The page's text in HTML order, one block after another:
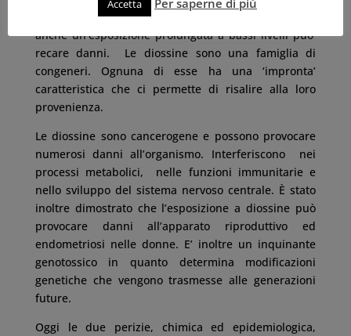
periodo compreso dai 25 ai 100 anni. Ecco perchè
anche un’esposizione prolungata a bassi livelli puo’
recare danni. Le diossine sono una famiglia di
congeneri. Ognuna di esse ha una ‘impronta’
caratteristica che ci permette di risalire alla loro
provenienza.
Le diossine sono cancerogene e possono provocare
numerosi danni all’organismo. Interferiscono nei
processi metabolici, nelle funzioni immunitarie e
nello sviluppo del sistema nervoso centrale. È stato
inoltre dimostrato che l’esposizione a diossine può
provocare danni all’apparato riproduttivo ed
endometriosi nelle donne. E’ inoltre un inquinante
genotossico in quanto determina modificazioni
genetiche che vengono trasmesse alle generazioni
future.
Oggi le due perizie, chimica ed epidemiologica,
Accetta